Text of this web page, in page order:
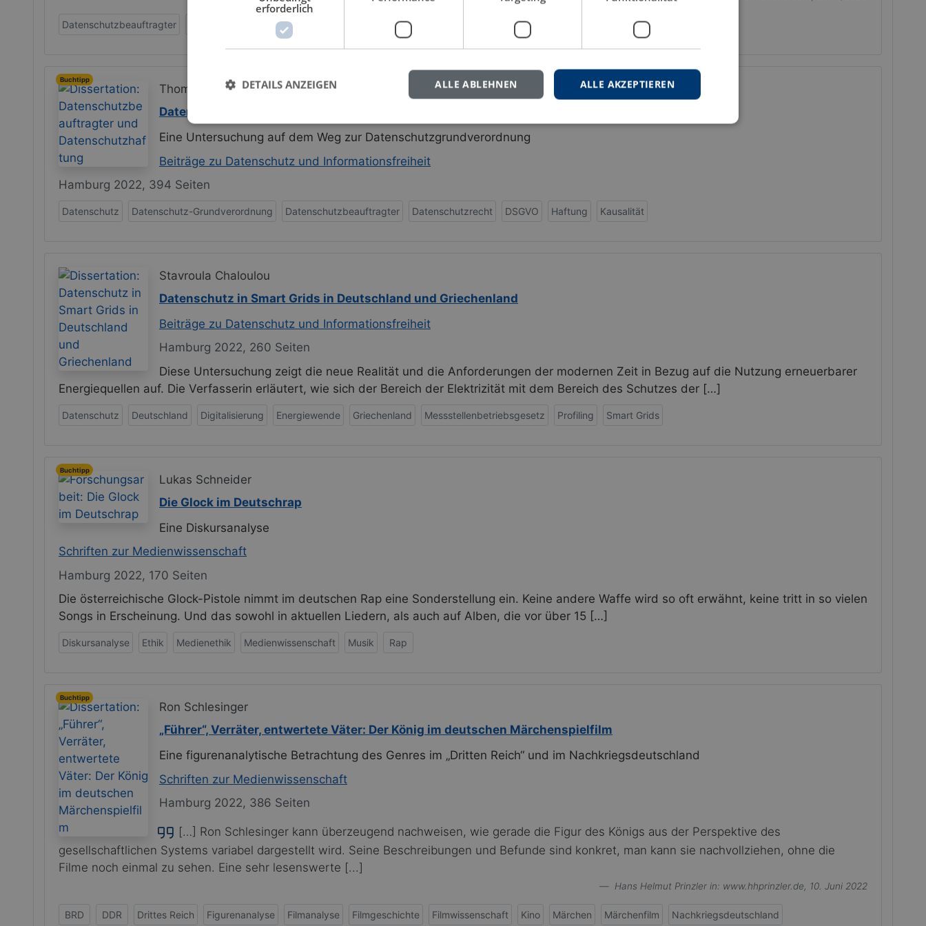
Datenschutzbeauftragter Informationstechnologie IT
Buchtipp
Thomas Scheffel
Datenschutzbeauftragter und Datenschutzhaftung
Eine Untersuchung auf dem Weg zur Datenschutzgrundverordnung
Beiträge zu Datenschutz und Informationsfreiheit
Hamburg 2022, 394 Seiten
Datenschutz Datenschutz-Grundverordnung Datenschutzbeauftragter Datenschutzrecht DSGVO Haftung Kausalität
Stavroula Chaloulou
Datenschutz in Smart Grids in Deutschland und Griechenland
Beiträge zu Datenschutz und Informationsfreiheit
Hamburg 2022, 260 Seiten
Diese Untersuchung zeigt die neue Realität und die Anforderungen der modernen Zeit in Bezug auf die Nutzung erneuerbarer
Energiequellen auf. Die Verfasserin erläutert, wie sich der Bereich der Elektrizität mit dem Bereich des Schutzes der […]
Datenschutz Deutschland Digitalisierung Energiewende Griechenland Messstellenbetriebsgesetz Profiling Smart Grids
Buchtipp
Lukas Schneider
Die Glock im Deutschrap
Eine Diskursanalyse
Schriften zur Medienwissenschaft
Hamburg 2022, 170 Seiten
Die österreichische Glock-Pistole nimmt im deutschen Rap eine Sonderstellung ein. Keine andere Waffe wird so oft erwähnt, keine tritt in so vielen
Songs in Erscheinung. Und das sowohl in aktuellen Liedern, als auch auf Alben, die vor über 15 […]
Diskursanalyse Ethik Medienethik Medienwissenschaft Musik Rap
Buchtipp
Ron Schlesinger
„Führer“, Verräter, entwertete Väter: Der König im deutschen Märchenspielfilm
Eine figurenanalytische Betrachtung des Genres im „Dritten Reich“ und im Nachkriegsdeutschland
Schriften zur Medienwissenschaft
Hamburg 2022, 386 Seiten
[…] Ron Schlesinger kann überzeugend nachweisen, wie gerade die Figur des Königs aus der Perspektive des
gesellschaftlichen Systems variabel dargestellt wird. Seine Beschreibungen und Befunde sind konkret, man kann sie nachvollziehen, ohne die
Filme noch einmal zu sehen. Eine sehr lesenswerte [...]
Hans Helmut Prinzler in: www.hhprinzler.de, 10. Juni 2022
BRD DDR Drittes Reich Figurenanalyse Filmanalyse Filmgeschichte Filmwissenschaft Kino Märchen Märchenfilm Nachkriegsdeutschland
erforderlich
ALLE AKZEPTIEREN
ALLE ABLEHNEN
DETAILS ANZEIGEN